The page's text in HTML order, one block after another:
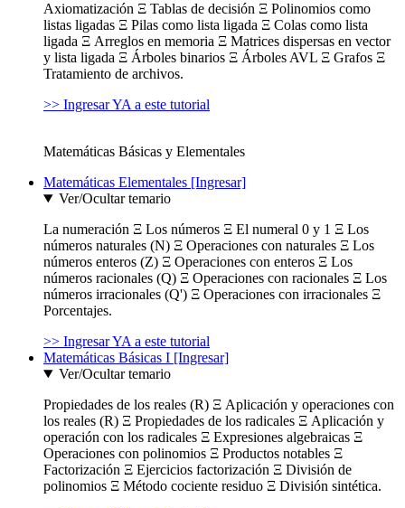
Axiomatización Ξ Tablas de decisión Ξ Polinomios como
listas ligadas Ξ Pilas como lista ligada Ξ Colas como lista
ligada Ξ Arreglos en memoria Ξ Matrices dispersas en vector
y lista ligada Ξ Árboles binarios Ξ Árboles AVL Ξ Grafos Ξ
Tratamiento de archivos.
>> Ingresar YA a este tutorial
Matemáticas Básicas y Elementales
Matemáticas Elementales [Ingresar]
Ver/Ocultar temario
La numeración Ξ Los números Ξ El numeral 0 y 1 Ξ Los
números naturales (N) Ξ Operaciones con naturales Ξ Los
números enteros (Z) Ξ Operaciones con enteros Ξ Los
números racionales (Q) Ξ Operaciones con racionales Ξ Los
números irracionales (Q') Ξ Operaciones con irracionales Ξ
Porcentajes.
>> Ingresar YA a este tutorial
Matemáticas Básicas I [Ingresar]
Ver/Ocultar temario
Propiedades de los reales (R) Ξ Aplicación y operaciones con
los reales (R) Ξ Propiedades de los radicales Ξ Aplicación y
operación con los radicales Ξ Expresiones algebraicas Ξ
Operaciones con polinomios Ξ Productos notables Ξ
Factorización Ξ Ejercicios factorización Ξ División de
polinomios Ξ Método cociente residuo Ξ División sintética.